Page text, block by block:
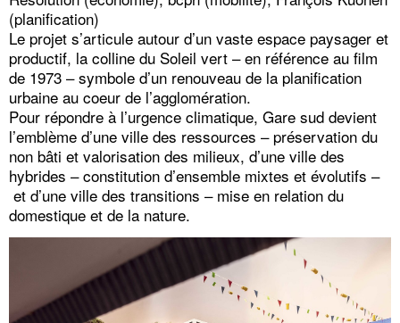
(planification)
Le projet s’articule autour d’un vaste espace paysager et
productif, la colline du Soleil vert – en référence au film
de 1973 – symbole d’un renouveau de la planification
urbaine au coeur de l’agglomération.
Pour répondre à l’urgence climatique, Gare sud devient
l’emblème d’une ville des ressources – préservation du
non bâti et valorisation des milieux, d’une ville des
hybrides – constitution d’ensemble mixtes et évolutifs –
et d’une ville des transitions – mise en relation du
domestique et de la nature.